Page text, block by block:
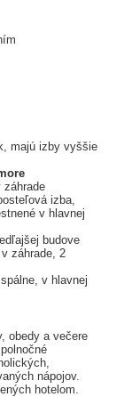
majú izby vyššie
izba,
v hlavnej
budove
záhrade, 2
v hlavnej
obedy a večere
nápojov.
hotelom.